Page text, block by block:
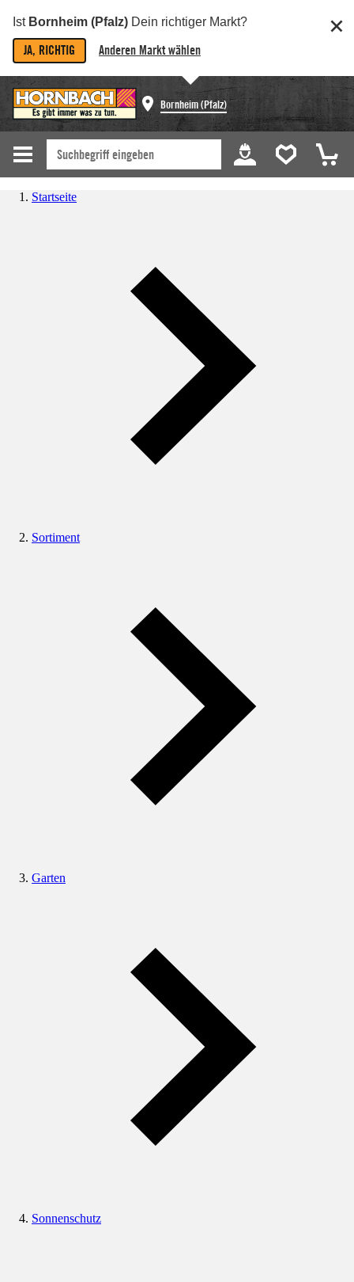
Ist Bornheim (Pfalz) Dein richtiger Markt?
JA, RICHTIG Anderen Markt wählen
Bornheim (Pfalz)
Startseite
Sortiment
Garten
Sonnenschutz